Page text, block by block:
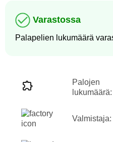
Varastossa
Palapelien lukumäärä
Palojen
lukumäärä:
Valmistaja: